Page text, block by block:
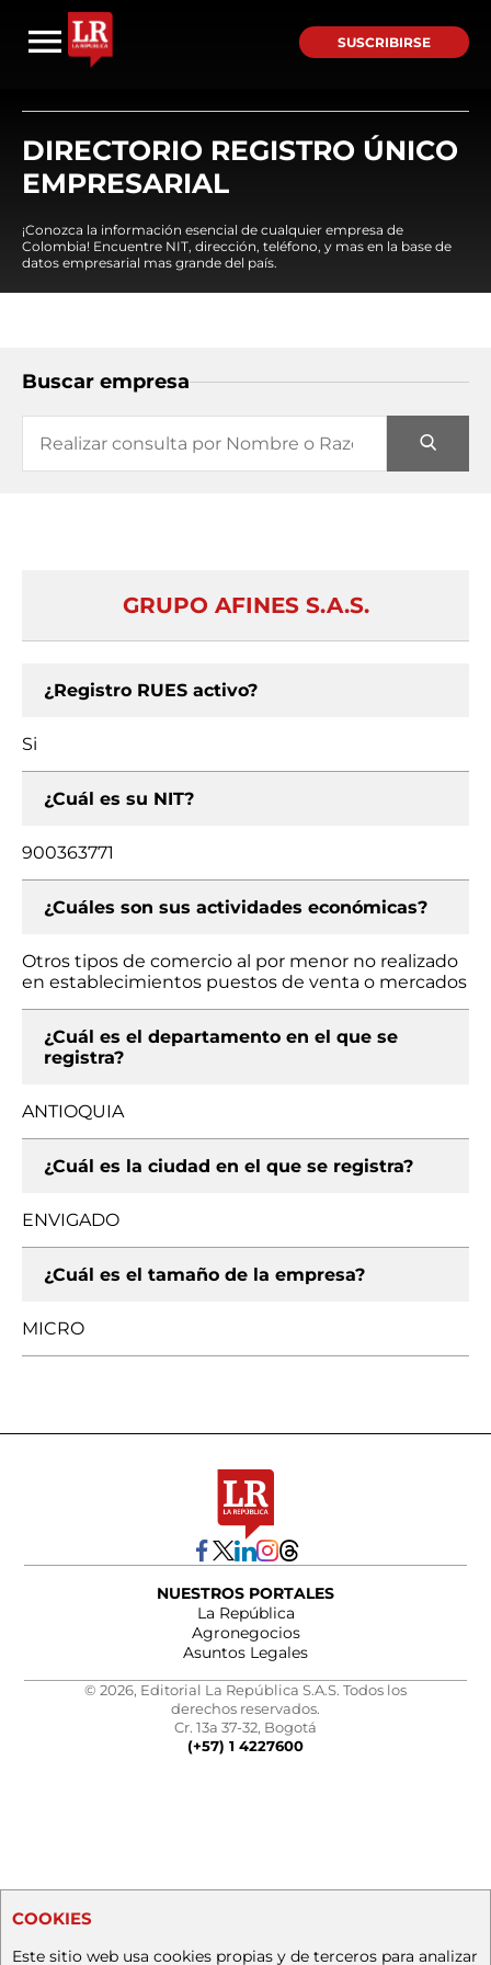
SUSCRIBIRSE
DIRECTORIO REGISTRO ÚNICO
EMPRESARIAL
¡Conozca la información esencial de cualquier empresa de
Colombia! Encuentre NIT, dirección, teléfono, y mas en la base de
datos empresarial mas grande del país.
Buscar empresa
GRUPO AFINES S.A.S.
¿Registro RUES activo?
Si
¿Cuál es su NIT?
900363771
¿Cuáles son sus actividades económicas?
Otros tipos de comercio al por menor no realizado
en establecimientos puestos de venta o mercados
¿Cuál es el departamento en el que se
registra?
ANTIOQUIA
¿Cuál es la ciudad en el que se registra?
ENVIGADO
¿Cuál es el tamaño de la empresa?
MICRO
NUESTROS PORTALES
La República
Agronegocios
Asuntos Legales
© 2026, Editorial La República S.A.S. Todos los
derechos reservados.
Cr. 13a 37-32, Bogotá
(+57) 1 4227600
COOKIES
Este sitio web usa cookies propias y de terceros para analizar